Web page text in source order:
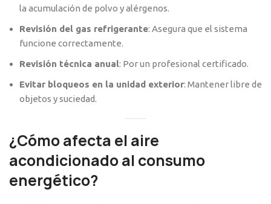
la acumulación de polvo y alérgenos.
Revisión del gas refrigerante: Asegura que el sistema
funcione correctamente.
Revisión técnica anual: Por un profesional certificado.
Evitar bloqueos en la unidad exterior: Mantener libre de
objetos y suciedad.
¿Cómo afecta el aire
acondicionado al consumo
energético?